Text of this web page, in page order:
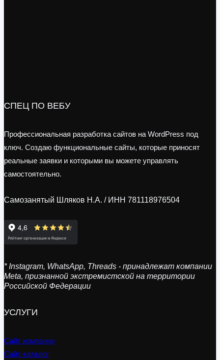
СПЕЦ ПО ВЕБУ
Профессиональная разработка сайтов на WordPress под
ключ. Создаю функциональные сайты, которые приносят
реальные заявки и которыми вы можете управлять
самостоятельно.
Самозанятый Шляков Н.А. / ИНН 781118976504
* Instagram, WhatsApp, Threads - принадлежат компании
Meta, признанной экстремистской на территории
Российской Федерации
УСЛУГИ
Сайт компании
Сайт-каталог